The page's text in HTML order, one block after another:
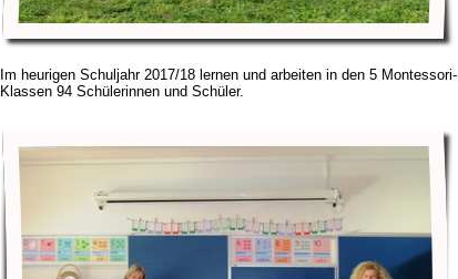
Im heurigen Schuljahr 2017/18 lernen und arbeiten in den 5 Montessori-
Klassen 94 Schülerinnen und Schüler.